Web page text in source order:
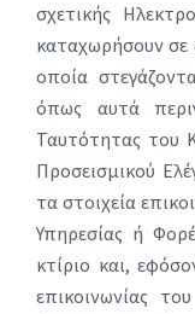
σχετικής
καταχωρήσουν σε
οποία
όπως αυτά
Ταυτότητας του
Προσεισμικού
τα στοιχεία
Υπηρεσίας ή
κτίριο και,
επικοινωνίας